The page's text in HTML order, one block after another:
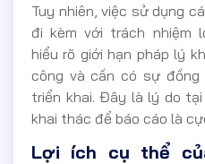
Tuy nhiên, việc sử dụng
đi kèm với trách nhiệm
hiểu rõ giới hạn pháp lý
công và cần có sự
triển khai. Đây là lý do
khai thác để báo cáo là
Lợi ích cụ thể